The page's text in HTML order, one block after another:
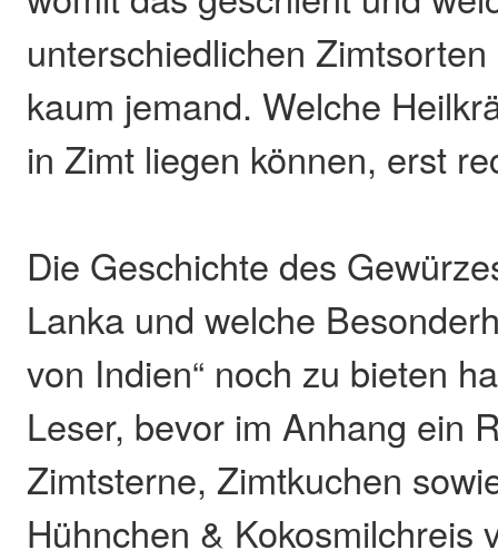
unterschiedlichen
kaum jemand. Welche
in Zimt liegen können, erst
Die Geschichte des
Lanka und welche
von Indien“ noch zu bieten
Leser, bevor im Anhang ein
Zimtsterne, Zimtkuchen
Hühnchen & Kokosmilchreis